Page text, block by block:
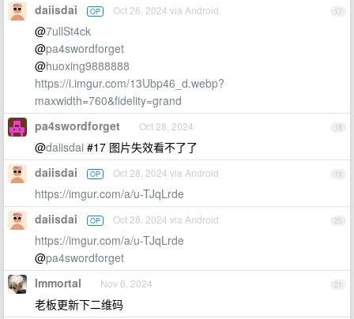
17
daiisdai OP Oct 26, 2024 via Android
@7ullSt4ck
@pa4swordforget
@huoxing9888888
https://i.imgur.com/13Ubp46_d.webp?
maxwidth=760&fidelity=grand
18
pa4swordforget Oct 28, 2024
@daiisdai #17 图片失效看不了了
19
daiisdai OP Oct 28, 2024 via Android
https://imgur.com/a/u-TJqLrde
20
daiisdai OP Oct 28, 2024 via Android
https://imgur.com/a/u-TJqLrde
@pa4swordforget
21
Immortal Nov 6, 2024
老板更新下二维码